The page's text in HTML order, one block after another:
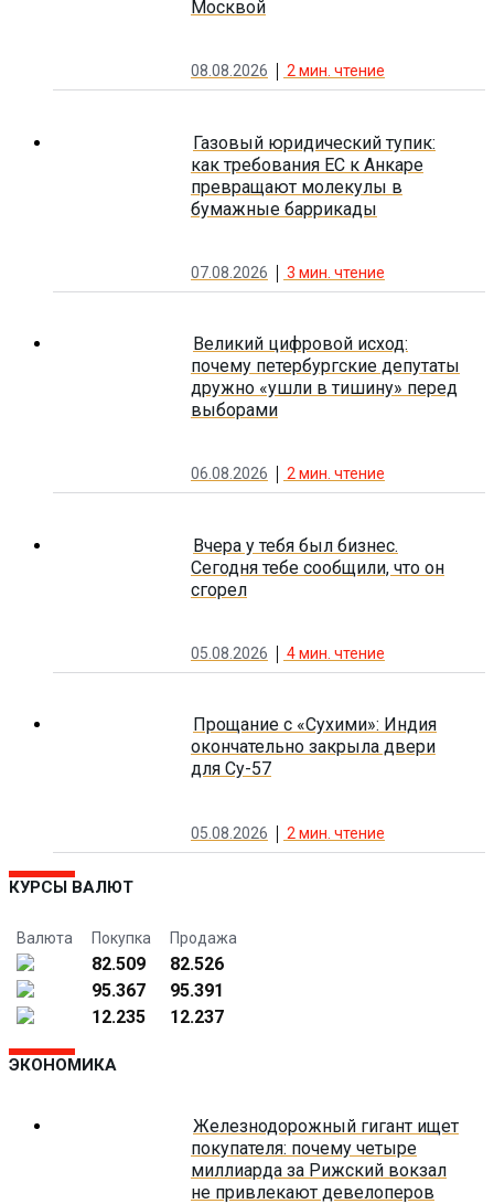
Москвой
08.08.2026 2мин. чтение
Газовый юридический тупик:
как требования ЕС к Анкаре
превращают молекулы в
бумажные баррикады
07.08.2026 3 мин. чтение
Великий цифровой исход:
почему петербургские депутаты
дружно «ушли в тишину» перед
выборами
06.08.2026 2мин. чтение
Вчера у тебя был бизнес.
Сегодня тебе сообщили, что он
сгорел
05.08.2026 4мин. чтение
Прощание с «Сухими»: Индия
окончательно закрыла двери
для Су-57
05.08.2026 2 мин. чтение
КУРСЫ ВАЛЮТ
Валюта Покупка Продажа
82.509
82.526
95.367
95.391
12.235
12.237
ЭКОНОМИКА
Железнодорожный гигант ищет
покупателя: почему четыре
миллиарда за Рижский вокзал
не привлекают девелоперов